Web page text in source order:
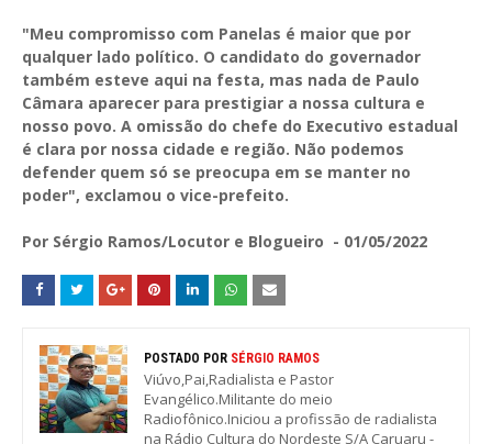
"Meu compromisso com Panelas é maior que por
qualquer lado político. O candidato do governador
também esteve aqui na festa, mas nada de Paulo
Câmara aparecer para prestigiar a nossa cultura e
nosso povo. A omissão do chefe do Executivo estadual
é clara por nossa cidade e região. Não podemos
defender quem só se preocupa em se manter no
poder", exclamou o vice-prefeito.
Por Sérgio Ramos/Locutor e Blogueiro - 01/05/2022
POSTADO POR SÉRGIO RAMOS
Viúvo,Pai,Radialista e Pastor
Evangélico.Militante do meio
Radiofônico.Iniciou a profissão de radialista
na Rádio Cultura do Nordeste S/A Caruaru -